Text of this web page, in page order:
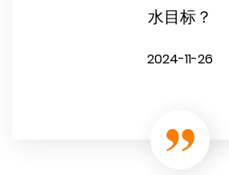
水目标？
2024-11-26